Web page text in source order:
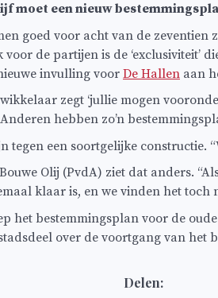
moet een nieuw
goed voor acht van de
de partijen is de ‘exclusiviteit’
invulling voor De Hallen aan
zegt ‘jullie mogen
hebben zo’n
tegen een soortgelijke
Olij (PvdA) ziet dat anders.
klaar is, en we vinden het toch
het bestemmingsplan voor de
over de voortgang van het
Delen: